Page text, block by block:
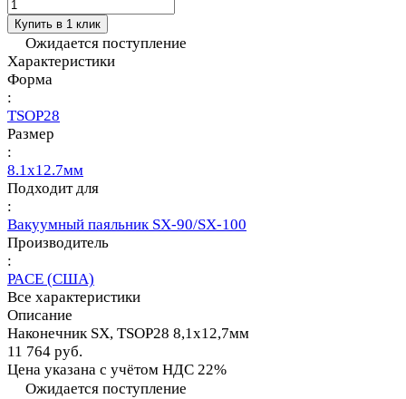
Купить в 1 клик
Ожидается поступление
Характеристики
Форма
:
TSOP28
Размер
:
8.1х12.7мм
Подходит для
:
Вакуумный паяльник SX-90/SX-100
Производитель
:
PACE (США)
Все характеристики
Описание
Наконечник SX, TSOP28 8,1х12,7мм
11 764 руб.
Цена указана с учётом НДС 22%
Ожидается поступление